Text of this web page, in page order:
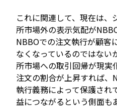
これに関連して、現在は、
所市場外の表示気配が
NBBOでの注文執行が顧客
なくなっているのではない
所市場への取引回帰が現実
注文の割合が上昇すれば、
執行義務によって保護され
益につながるという側面も